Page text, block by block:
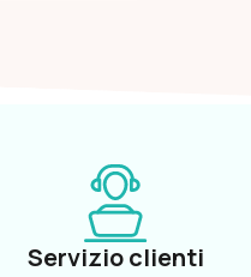
Servizio clienti